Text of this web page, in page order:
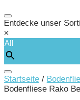
Entdecke unser
×
All
Startseite /
Bodenfliese Rako